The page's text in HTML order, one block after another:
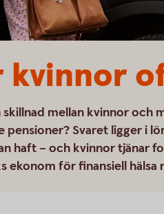
kvinnor
mellan kvinnor och
pensioner? Svaret ligger i
haft – och kvinnor tjänar
ekonom för finansiell hälsa